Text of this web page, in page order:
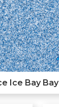
Ice Bay Bay